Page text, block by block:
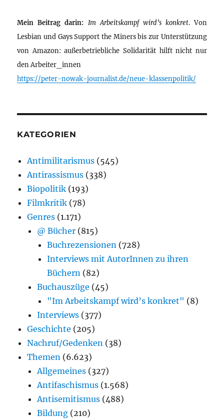
Mein Beitrag darin: Im Arbeitskampf wird’s konkret. Von
Lesbian und Gays Support the Miners bis zur Unterstützung
von Amazon: außerbetriebliche Solidarität hilft nicht nur
den Arbeiter_innen
https://peter-nowak-journalist.de/neue-klassenpolitik/
KATEGORIEN
Antimilitarismus (545)
Antirassismus (338)
Biopolitik (193)
Filmkritik (78)
Genres (1.171)
@ Bücher (815)
Buchrezensionen (728)
Interviews mit AutorInnen zu ihren
Büchern (82)
Buchauszüge (45)
"Im Arbeitskampf wird’s konkret" (8)
Interviews (377)
Geschichte (205)
Nachruf/Gedenken (38)
Themen (6.623)
Allgemeines (327)
Antifaschismus (1.568)
Antisemitismus (488)
Bildung (210)